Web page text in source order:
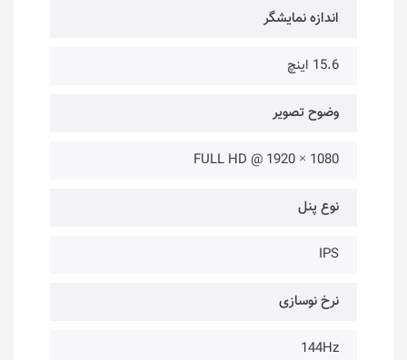
اندازه نمایشگر
15.6 اینچ
وضوح تصویر
1080 × 1920 @ FULL HD
نوع پنل
IPS
نرخ نوسازی
144Hz